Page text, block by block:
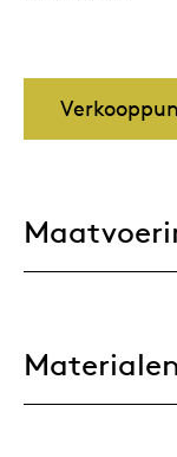
Materialen